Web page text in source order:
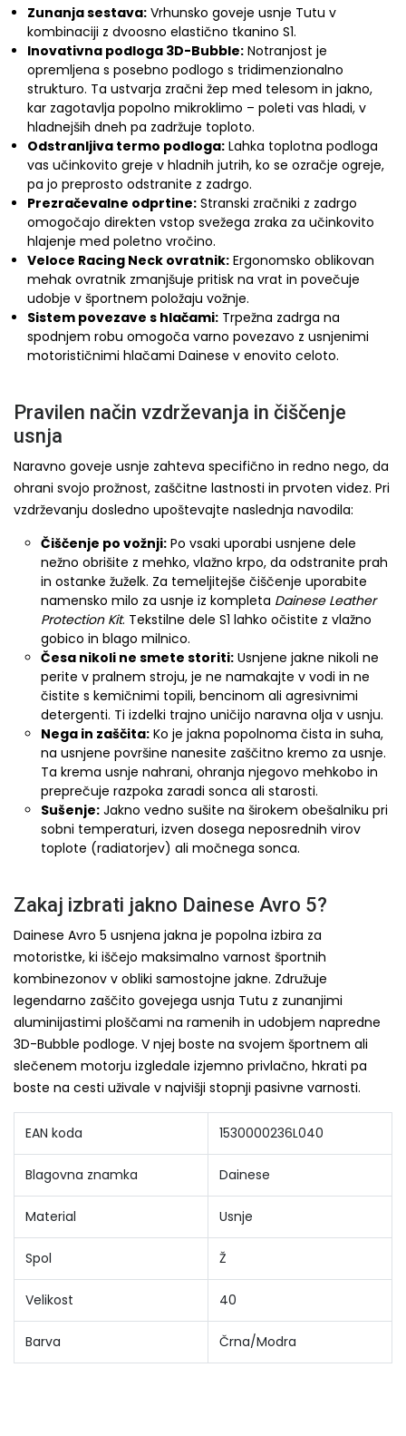
Zunanja sestava: Vrhunsko goveje usnje Tutu v
kombinaciji z dvoosno elastično tkanino S1.
Inovativna podloga 3D-Bubble: Notranjost je
opremljena s posebno podlogo s tridimenzionalno
strukturo. Ta ustvarja zračni žep med telesom in jakno,
kar zagotavlja popolno mikroklimo – poleti vas hladi, v
hladnejših dneh pa zadržuje toploto.
Odstranljiva termo podloga: Lahka toplotna podloga
vas učinkovito greje v hladnih jutrih, ko se ozračje ogreje,
pa jo preprosto odstranite z zadrgo.
Prezračevalne odprtine: Stranski zračniki z zadrgo
omogočajo direkten vstop svežega zraka za učinkovito
hlajenje med poletno vročino.
Veloce Racing Neck ovratnik: Ergonomsko oblikovan
mehak ovratnik zmanjšuje pritisk na vrat in povečuje
udobje v športnem položaju vožnje.
Sistem povezave s hlačami: Trpežna zadrga na
spodnjem robu omogoča varno povezavo z usnjenimi
motorističnimi hlačami Dainese v enovito celoto.
Pravilen način vzdrževanja in čiščenje
usnja
Naravno goveje usnje zahteva specifično in redno nego, da
ohrani svojo prožnost, zaščitne lastnosti in prvoten videz. Pri
vzdrževanju dosledno upoštevajte naslednja navodila:
Čiščenje po vožnji: Po vsaki uporabi usnjene dele
nežno obrišite z mehko, vlažno krpo, da odstranite prah
in ostanke žuželk. Za temeljitejše čiščenje uporabite
namensko milo za usnje iz kompleta Dainese Leather
Protection Kit. Tekstilne dele S1 lahko očistite z vlažno
gobico in blago milnico.
Česa nikoli ne smete storiti: Usnjene jakne nikoli ne
perite v pralnem stroju, je ne namakajte v vodi in ne
čistite s kemičnimi topili, bencinom ali agresivnimi
detergenti. Ti izdelki trajno uničijo naravna olja v usnju.
Nega in zaščita: Ko je jakna popolnoma čista in suha,
na usnjene površine nanesite zaščitno kremo za usnje.
Ta krema usnje nahrani, ohranja njegovo mehkobo in
preprečuje razpoka zaradi sonca ali starosti.
Sušenje: Jakno vedno sušite na širokem obešalniku pri
sobni temperaturi, izven dosega neposrednih virov
toplote (radiatorjev) ali močnega sonca.
Zakaj izbrati jakno Dainese Avro 5?
Dainese Avro 5 usnjena jakna je popolna izbira za
motoristke, ki iščejo maksimalno varnost športnih
kombinezonov v obliki samostojne jakne. Združuje
legendarno zaščito govejega usnja Tutu z zunanjimi
aluminijastimi ploščami na ramenih in udobjem napredne
3D-Bubble podloge. V njej boste na svojem športnem ali
slečenem motorju izgledale izjemno privlačno, hkrati pa
boste na cesti uživale v najvišji stopnji pasivne varnosti.
EAN koda 1530000236L040
Blagovna znamka Dainese
Material Usnje
Spol Ž
Velikost 40
Barva Črna/Modra